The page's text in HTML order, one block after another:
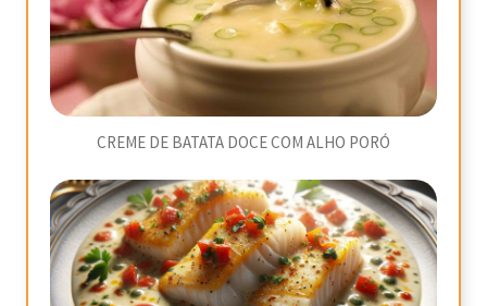
CREME DE BATATA DOCE COM ALHO PORÓ